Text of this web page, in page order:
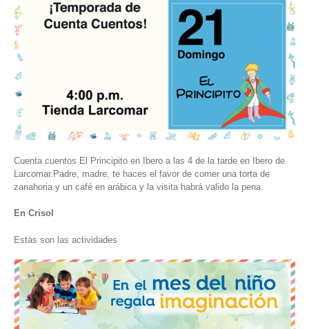
Cuenta cuentos El Principito en Ibero a las 4 de la tarde en Ibero de
Larcomar.Padre, madre, te haces el favor de comer una torta de
zanahoria y un café en arábica y la visita habrá valido la pena.
En Crisol
Estás son las actividades